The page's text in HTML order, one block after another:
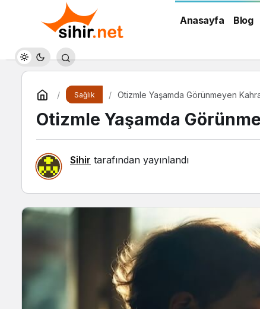
Anasayfa Blog
Sağlık Otizmle Yaşamda Görünmeyen
Otizmle Yaşamda
Sihir tarafından yayınlandı